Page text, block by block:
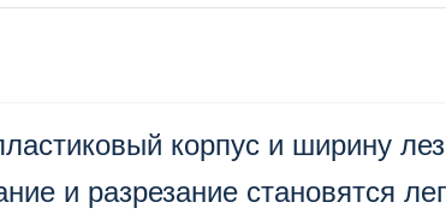
корпус и ширину
и разрезание становятся